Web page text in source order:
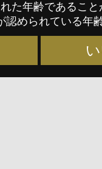
泡盛, リキュー
た年齢であること
認められている年